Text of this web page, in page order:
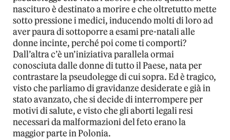
nascituro è destinato a morire e che oltretutto mette
sotto pressione i medici, inducendo molti di loro ad
aver paura di sottoporre a esami pre-natali alle
donne incinte, perché poi come ti comporti?
Dall’altra c’è un’iniziativa parallela ormai
conosciuta dalle donne di tutto il Paese, nata per
contrastare la pseudolegge di cui sopra. Ed è tragico,
visto che parliamo di gravidanze desiderate e già in
stato avanzato, che si decide di interrompere per
motivi di salute, e visto che gli aborti legali resi
necessari da malformazioni del feto erano la
maggior parte in Polonia.